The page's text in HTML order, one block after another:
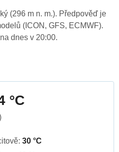
(296 m n. m.). Předpověď je
(ICON, GFS, ECMWF).
dnes v 20:00.
°C
30 °C